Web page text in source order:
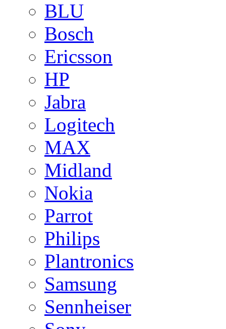
BLU
Bosch
Ericsson
HP
Jabra
Logitech
MAX
Midland
Nokia
Parrot
Philips
Plantronics
Samsung
Sennheiser